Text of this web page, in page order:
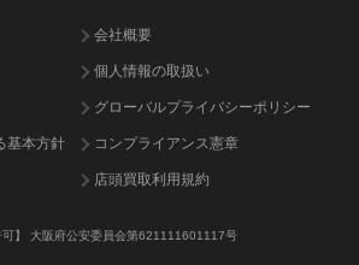
会社概要
個人情報の取扱い
グローバルプライバシーポリシー
基本方針 コンプライアンス憲章
店頭買取利用規約
】 大阪府公安委員会第621111601117号